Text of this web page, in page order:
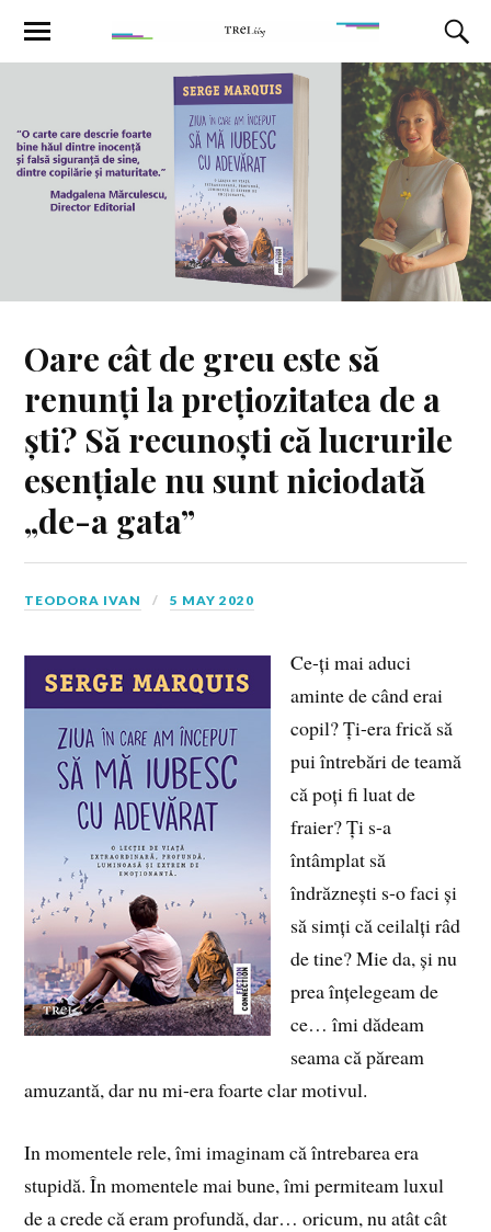
Oare cât de greu este să
renunți la prețiozitatea de a
ști? Să recunoști că lucrurile
esențiale nu sunt niciodată
„de-a gata”
TEODORA IVAN 5 MAY 2020
Ce-ți mai aduci
aminte de când erai
copil? Ți-era frică să
pui întrebări de teamă
că poți fi luat de
fraier? Ți s-a
întâmplat să
îndrăznești s-o faci și
să simți că ceilalți râd
de tine? Mie da, și nu
prea înțelegeam de
ce… îmi dădeam
seama că păream
amuzantă, dar nu mi-era foarte clar motivul.
In momentele rele, îmi imaginam că întrebarea era
stupidă. În momentele mai bune, îmi permiteam luxul
de a crede că eram profundă, dar… oricum, nu atât cât